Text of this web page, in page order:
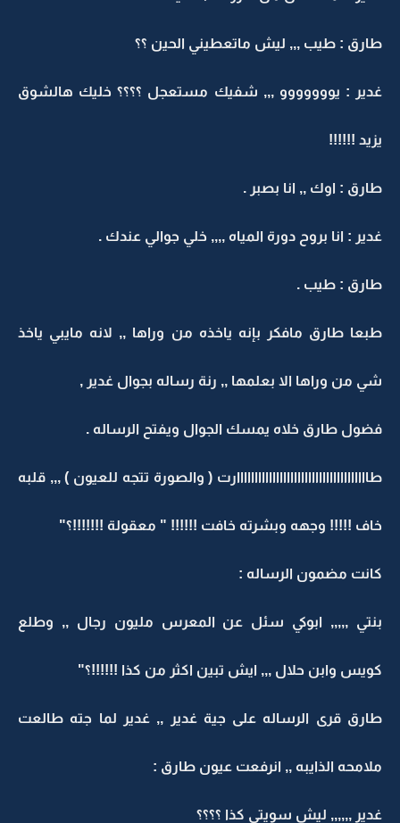
طارق : طيب ,,, ليش ماتعطيني الحين ؟؟
غدير : يووووووو ,,, شفيك مستعجل ؟؟؟؟ خليك هالشوق
يزيد !!!!!!
طارق : اوك ,, انا بصبر .
غدير : انا بروح دورة المياه ,,,, خلي جوالي عندك .
طارق : طيب .
طبعا طارق مافكر بإنه ياخذه من وراها ,, لانه مايبي ياخذ
شي من وراها الا بعلمها ,, رنة رساله بجوال غدير ,
فضول طارق خلاه يمسك الجوال ويفتح الرساله .
طااااااااااااااااااااااااااااااااااااارت ( والصورة تتجه للعيون ) ,,, قلبه
خاف !!!!! وجهه وبشرته خافت !!!!!! " معقولة !!!!!!!؟"
كانت مضمون الرساله :
بنتي ,,,,, ابوكي سئل عن المعرس مليون رجال ,, وطلع
كويس وابن حلال ,,, ايش تبين اكثر من كذا !!!!!!؟"
طارق قرى الرساله على جية غدير ,, غدير لما جته طالعت
ملامحه الذايبه ,, انرفعت عيون طارق :
غدير ,,,,,, ليش سويتي كذا ؟؟؟؟